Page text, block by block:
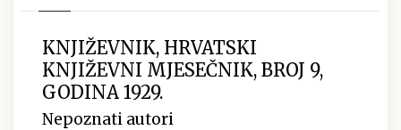
KNJIŽEVNIK, HRVATSKI
KNJIŽEVNI MJESEČNIK, BROJ 9,
GODINA 1929.
Nepoznati autori